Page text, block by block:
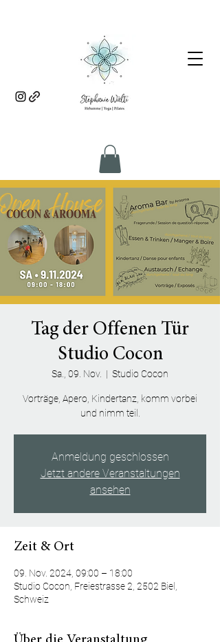
Tag der Offenen Tür
Studio Cocon
Sa., 09. Nov.
  |
Studio Cocon
Vorträge, Apero, Kindertanz, komm vorbei
und nimm teil.
Anmeldung geschlossen
Jetzt andere Veranstaltungen
ansehen
Zeit & Ort
09. Nov. 2024, 09:00 – 18:00
Studio Cocon, Freiestrasse 2, 2502 Biel,
Schweiz